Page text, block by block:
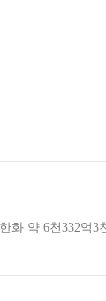
약 6천332억3